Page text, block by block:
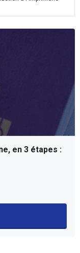
en 3 étapes :